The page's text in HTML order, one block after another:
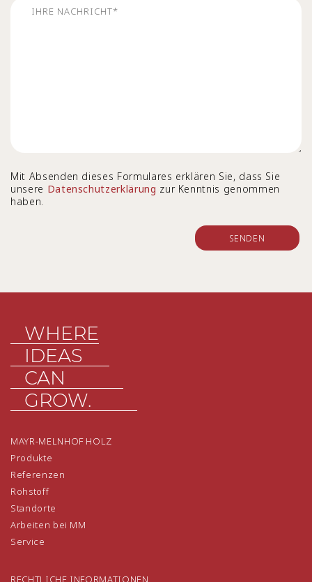
Mit Absenden dieses Formulares erklären Sie, dass Sie
unsere Datenschutzerklärung zur Kenntnis genommen
haben.
SENDEN
WHERE
IDEAS
CAN
GROW.
MAYR-MELNHOF HOLZ
Produkte
Referenzen
Rohstoff
Standorte
Arbeiten bei MM
Service
RECHTLICHE INFORMATIONEN